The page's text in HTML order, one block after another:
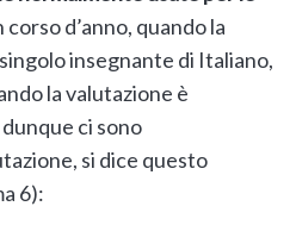
corso d’anno, quando la
insegnante di Italiano,
la valutazione è
ci sono
si dice questo
6):